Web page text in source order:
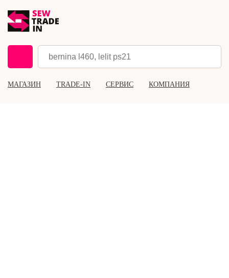
МАГАЗИН TRADE-IN СЕРВИС КОМПАНИЯ